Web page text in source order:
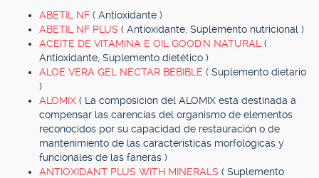
ABETIL NF ( Antioxidante )
ABETIL NF PLUS ( Antioxidante, Suplemento nutricional )
ACEITE DE VITAMINA E OIL GOOD'N NATURAL (
Antioxidante, Suplemento dietético )
ALOE VERA GEL NECTAR BEBIBLE ( Suplemento dietario
)
ALOMIX ( La composición del ALOMIX está destinada a
compensar las carencias del organismo de elementos
reconocidos por su capacidad de restauración o de
mantenimiento de las características morfológicas y
funcionales de las faneras )
ANTIOXIDANT PLUS WITH MINERALS ( Suplemento